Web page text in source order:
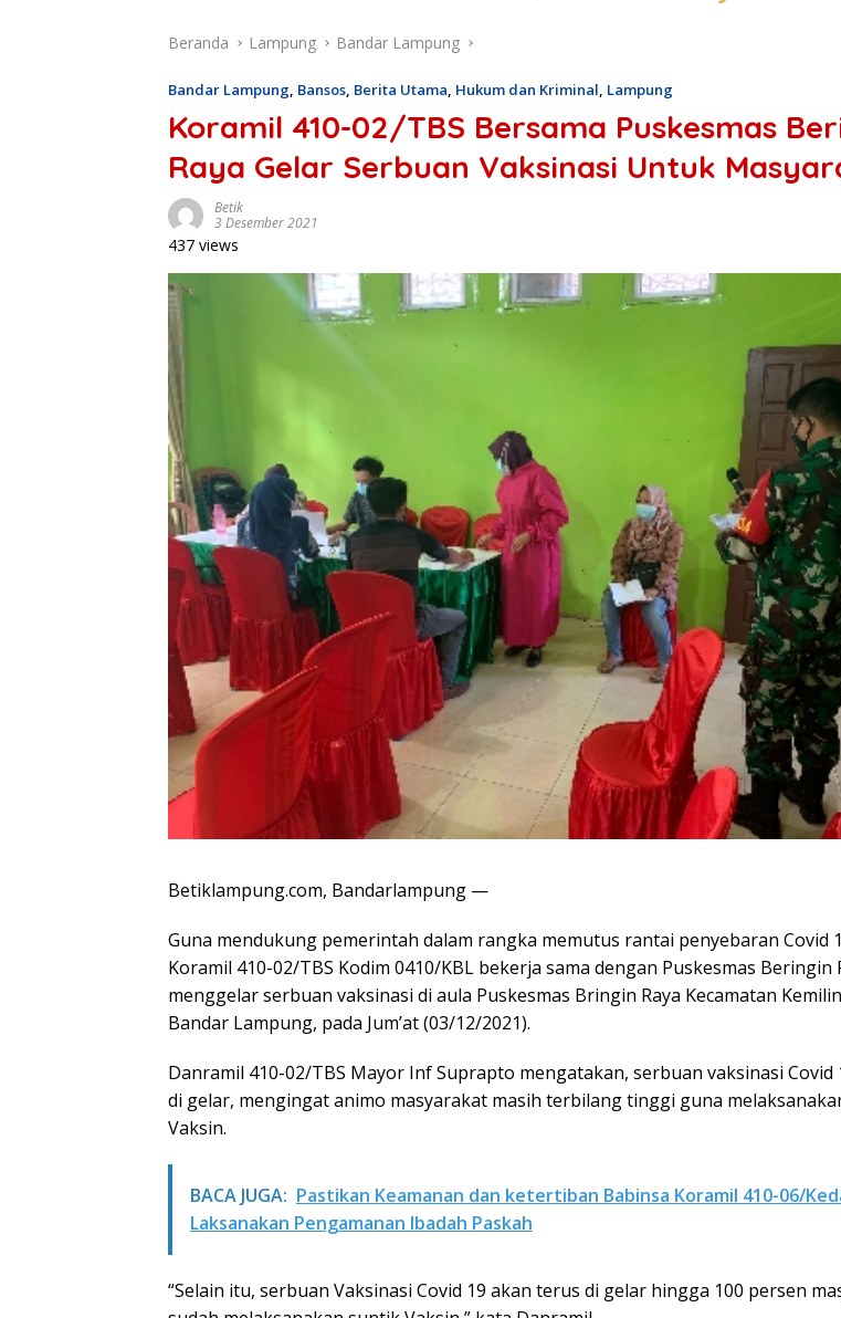
Beranda Lampung Bandar Lampung
Bandar Lampung, Bansos, Berita Utama, Hukum dan Kriminal, Lampung
Koramil 410-02/TBS Bersama Puskesmas
Raya Gelar Serbuan Vaksinasi Untuk
Betik
3 Desember 2021
437 views
Betiklampung.com, Bandarlampung —
Guna mendukung pemerintah dalam rangka memutus rantai penyebaran Covid
Koramil 410-02/TBS Kodim 0410/KBL bekerja sama dengan Puskesmas Beringin
menggelar serbuan vaksinasi di aula Puskesmas Bringin Raya Kecamatan
Bandar Lampung, pada Jum’at (03/12/2021).
Danramil 410-02/TBS Mayor Inf Suprapto mengatakan, serbuan vaksinasi Covid
di gelar, mengingat animo masyarakat masih terbilang tinggi guna
Vaksin.
BACA JUGA: Pastikan Keamanan dan ketertiban Babinsa Koramil 410-06/
Laksanakan Pengamanan Ibadah Paskah
“Selain itu, serbuan Vaksinasi Covid 19 akan terus di gelar hingga 100 persen